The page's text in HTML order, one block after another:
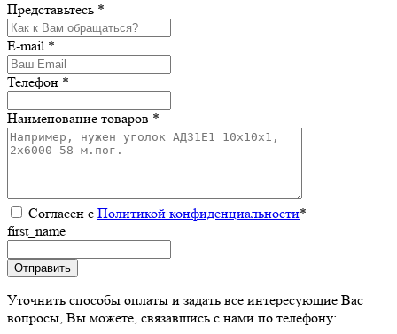
Представьтесь *
E-mail *
Телефон *
Наименование товаров *
Согласен с Политикой конфиденциальности*
first_name
Уточнить способы оплаты и задать все интересующие Вас
вопросы, Вы можете, связавшись с нами по телефону: